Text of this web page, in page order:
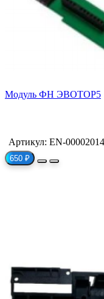
Модуль ФН ЭВОТОР5
Артикул: EN-00002014
650 ₽